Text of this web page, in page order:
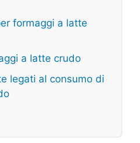
formaggi a latte
a latte crudo
legati al consumo di